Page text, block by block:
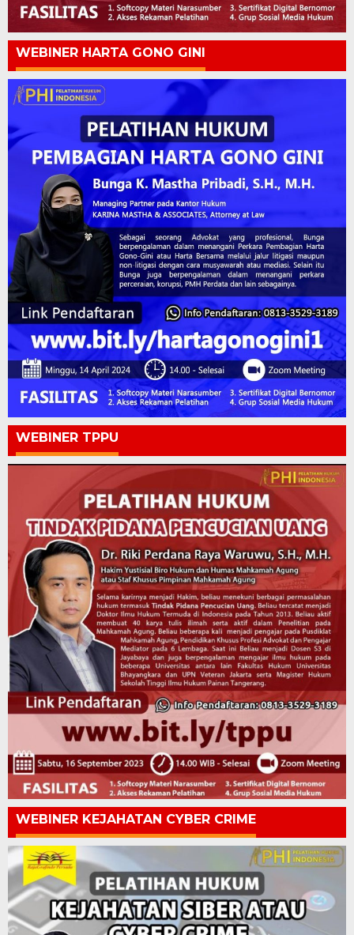
WEBINER HARTA GONO GINI
WEBINER TPPU
WEBINER KEJAHATAN CYBER CRIME